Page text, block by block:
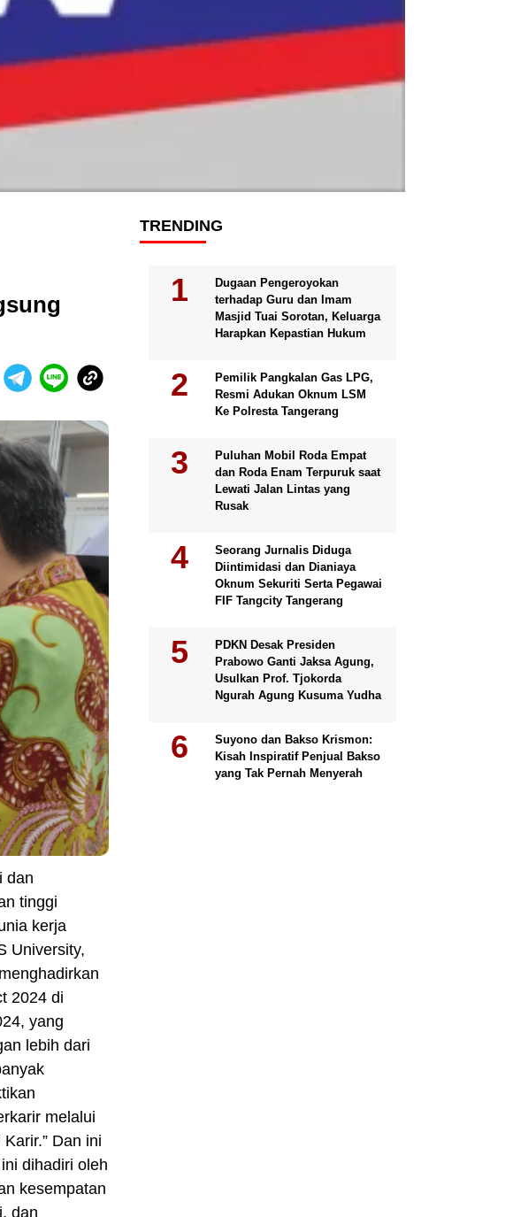
dan
tinggi
kerja
University,
2024 di
yang
lebih dari
melalui
Dan ini
dihadiri oleh
kesempatan
dan
TRENDING
Dugaan Pengeroyokan
terhadap Guru dan Imam
Masjid Tuai Sorotan, Keluarga
Harapkan Kepastian Hukum
Pemilik Pangkalan Gas LPG,
Resmi Adukan Oknum LSM
Ke Polresta Tangerang
Puluhan Mobil Roda Empat
dan Roda Enam Terpuruk saat
Lewati Jalan Lintas yang
Rusak
Seorang Jurnalis Diduga
Diintimidasi dan Dianiaya
Oknum Sekuriti Serta Pegawai
FIF Tangcity Tangerang
PDKN Desak Presiden
Prabowo Ganti Jaksa Agung,
Usulkan Prof. Tjokorda
Ngurah Agung Kusuma Yudha
Suyono dan Bakso Krismon:
Kisah Inspiratif Penjual Bakso
yang Tak Pernah Menyerah